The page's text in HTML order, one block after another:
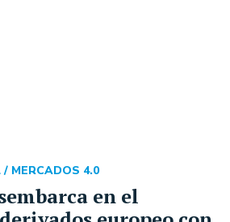
en el
/ MERCADOS 4.0